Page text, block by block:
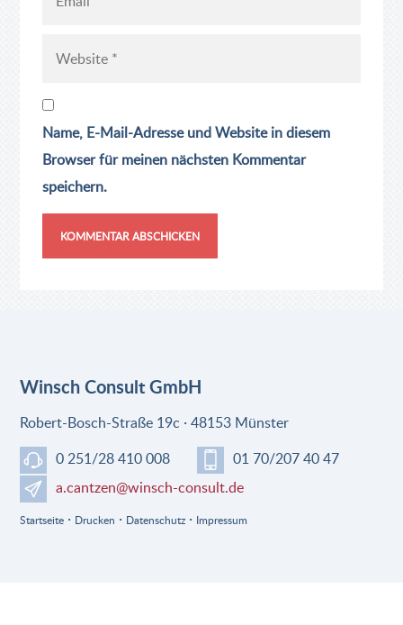
Name, E-Mail-Adresse und Website in diesem
Browser für meinen nächsten Kommentar
speichern.
Winsch Consult GmbH
Robert-Bosch-Straße 19c · 48153 Münster
0 251/28 410 008
01 70/207 40 47
a.cantzen@winsch-consult.de
Startseite · Drucken · Datenschutz · Impressum